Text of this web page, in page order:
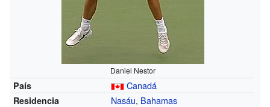
Daniel Nestor
País Canadá
Residencia Nasáu, Bahamas